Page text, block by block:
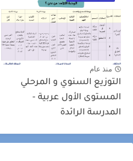
منذ عام
التوزيع السنوي و المرحلي
المستوى الأول عربية -
المدرسة الرائدة